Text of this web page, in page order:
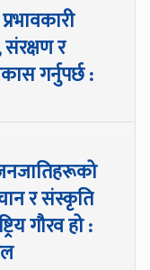
संरक्षण र
गर्नुपर्छ :
र संस्कृति
गौरव हो :